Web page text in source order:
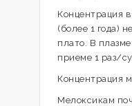
Концентрация
(более 1 года)
плато. В
приеме 1 раз/
Концентрация
Мелоксикам